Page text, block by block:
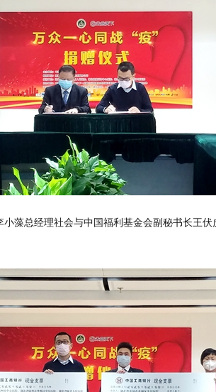
藻总经理社会与中国福利基金会副秘书长王伏